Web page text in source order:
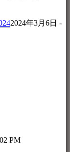
2024年3月6日 -
PM